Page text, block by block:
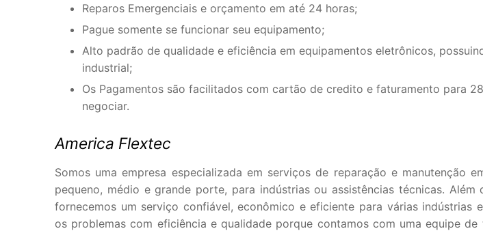
Reparos Emergenciais e orçamento em até 24 horas;
Pague somente se funcionar seu equipamento;
Alto padrão de qualidade e eficiência em equipamentos eletrônicos,
industrial;
Os Pagamentos são facilitados com cartão de credito e faturamento para
negociar.
America Flextec
Somos uma empresa especializada em serviços de reparação e manutenção
pequeno, médio e grande porte, para indústrias ou assistências técnicas. Além
fornecemos um serviço confiável, econômico e eficiente para várias indústrias
os problemas com eficiência e qualidade porque contamos com uma equipe de